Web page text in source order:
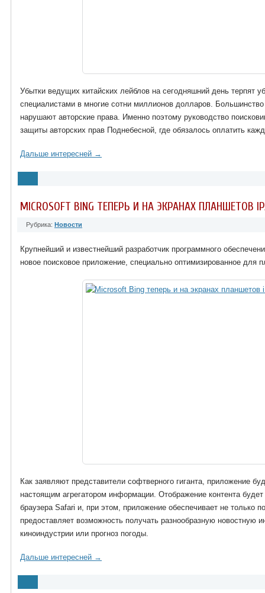
Убытки ведущих китайских лейблов на сегодняшний день терпят
специалистами в многие сотни миллионов долларов.
нарушают авторские права. Именно поэтому руководство
защиты авторских прав Поднебесной, где обязалось оплатить
Дальше интересней →
MICROSOFT BING ТЕПЕРЬ И НА ЭКРАНАХ ПЛАНШЕТОВ
Рубрика: Новости
Крупнейший и известнейший разработчик программного
новое поисковое приложение, специально оптимизированное для
Как заявляют представители софтверного гиганта, приложение
настоящим агрегатором информации. Отображение контента
браузера Safari и, при этом, приложение обеспечивает не только
предоставляет возможность получать разнообразную новостную
киноиндустрии или прогноз погоды.
Дальше интересней →